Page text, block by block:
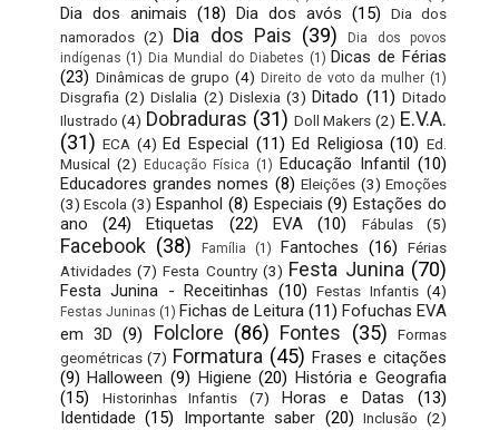
Dia dos animais (18) Dia dos avós (15)
Dia dos
namorados (2) Dia dos Pais (39)
Dia dos povos
indígenas (1) Dia Mundial do Diabetes (1) Dicas de Férias
(23) Dinâmicas de grupo (4) Direito de voto da mulher (1)
Disgrafia (2) Dislalia (2) Dislexia (3) Ditado (11) Ditado
Ilustrado (4) Dobraduras (31) Doll Makers (2) E.V.A.
(31) ECA (4) Ed Especial (11) Ed Religiosa (10) Ed.
Musical (2) Educação Física (1) Educação Infantil (10)
Educadores grandes nomes (8) Eleições (3) Emoções
(3) Escola (3) Espanhol (8) Especiais (9) Estações do
ano
(24) Etiquetas (22) EVA (10) Fábulas (5)
Facebook (38) Família (1) Fantoches (16)
Férias
Atividades (7) Festa Country (3) Festa Junina (70)
Festa Junina - Receitinhas (10) Festas Infantis (4)
Festas Juninas (1) Fichas de Leitura (11) Fofuchas EVA
em 3D (9) Folclore (86) Fontes (35)
Formas
geométricas (7) Formatura (45) Frases e citações
(9) Halloween (9) Higiene (20) História e Geografia
(15)
Historinhas Infantis (7) Horas e Datas
(13)
Identidade (15) Importante saber (20) Inclusão (2)